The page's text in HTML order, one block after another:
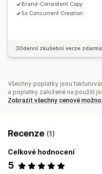
Brand-Consistent Copy
5x Concurrent Creation
30denní zkušební verze zdarma
Všechny poplatky jsou
a poplatky založené na použití
Zobrazit všechny cenové
Recenze (1)
Celkové hodnocení
5